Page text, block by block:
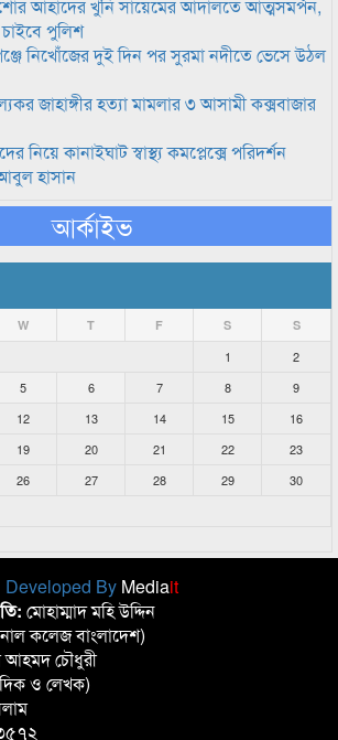
আহাদের খুনি সায়েমের আদালতে আত্মসমর্পন,
চাইবে পুলিশ
নিখোঁজের দুই দিন পর সুরমা নদীতে ভেসে উঠল
জাহাঙ্গীর হত্যা মামলার ৩ আসামী কক্সবাজার
নিয়ে কানাইঘাট স্বাস্থ্য কমপ্লেক্সে পরিদর্শন
হাসান
আর্কাইভ
W T F S S
1
2
5 6 7 8
9
12 13 14 15
16
19 20 21 22
23
26 27 28 29
30
Developed By Mediait
মোহাম্মাদ মহি উদ্দিন
কলেজ বাংলাদেশ)
আহমদ চৌধুরী
ও লেখক)